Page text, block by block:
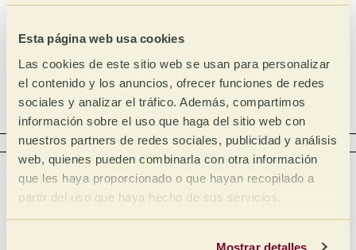
Esta página web usa cookies
Las cookies de este sitio web se usan para personalizar
el contenido y los anuncios, ofrecer funciones de redes
sociales y analizar el tráfico. Además, compartimos
información sobre el uso que haga del sitio web con
nuestros partners de redes sociales, publicidad y análisis
web, quienes pueden combinarla con otra información
que les haya proporcionado o que hayan recopilado a
partir del uso que haya hecho de sus servicios.
Mostrar detalles
Baja
Media Baja
Media Cítrico
Acético
Complejo
CUERPO
Medio lleno
Lleno Cremoso
Mantequilloso
Oleoso